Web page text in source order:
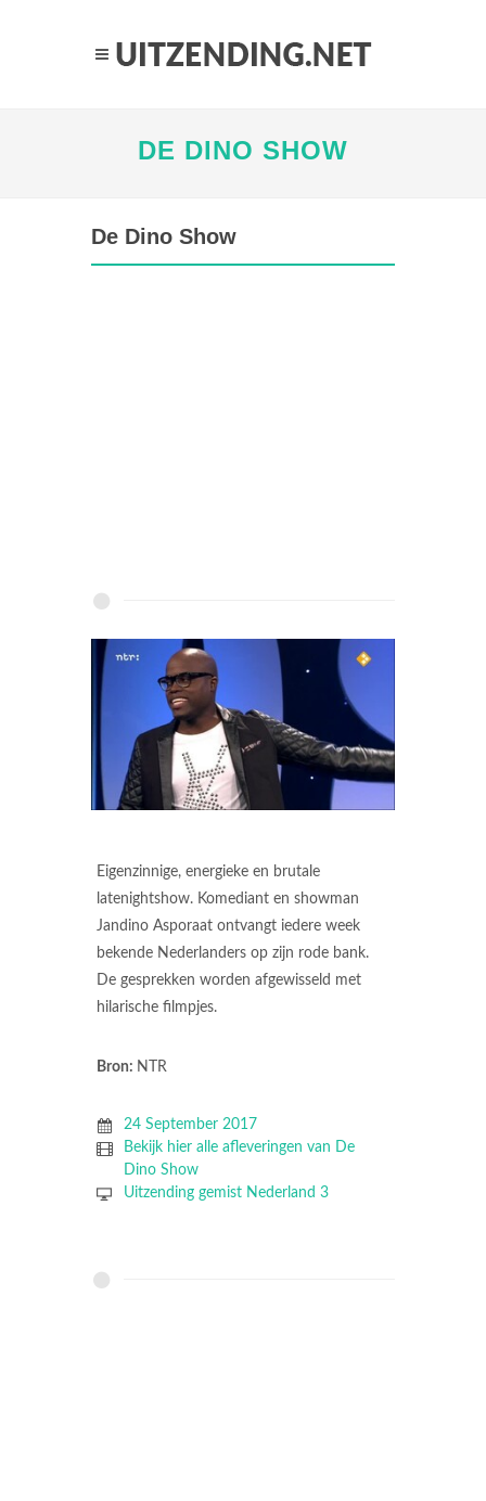
DE DINO SHOW
De Dino Show
Eigenzinnige, energieke en brutale
latenightshow. Komediant en showman
Jandino Asporaat ontvangt iedere week
bekende Nederlanders op zijn rode bank.
De gesprekken worden afgewisseld met
hilarische filmpjes.
Bron: NTR
24 September 2017
Bekijk hier alle afleveringen van De
Dino Show
Uitzending gemist Nederland 3